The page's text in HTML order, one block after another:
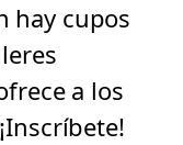
hay cupos
a los